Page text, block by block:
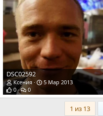
DSC02592
Ксения
5 Мар 2013
0
0
1 из 13